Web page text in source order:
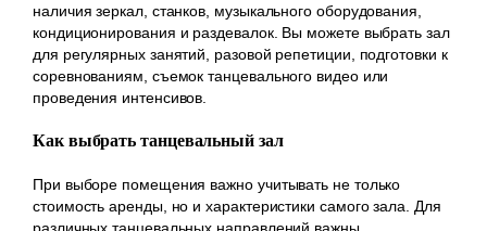
наличия зеркал, станков, музыкального оборудования,
кондиционирования и раздевалок. Вы можете выбрать зал
для регулярных занятий, разовой репетиции, подготовки к
соревнованиям, съемок танцевального видео или
проведения интенсивов.
Как выбрать танцевальный зал
При выборе помещения важно учитывать не только
стоимость аренды, но и характеристики самого зала. Для